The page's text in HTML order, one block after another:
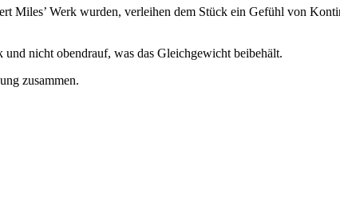
Miles’ Werk wurden, verleihen dem Stück ein Gefühl von
nicht obendrauf, was das Gleichgewicht beibehält.
zusammen.